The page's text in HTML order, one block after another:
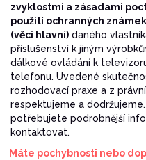
zvyklostmi a zásadami
použití ochranných
(věci hlavní) daného
příslušenství k jiným
dálkové ovládání k
telefonu. Uvedené
rozhodovací praxe a z
respektujeme a
potřebujete podrobnější
kontaktovat.
Máte pochybnosti nebo